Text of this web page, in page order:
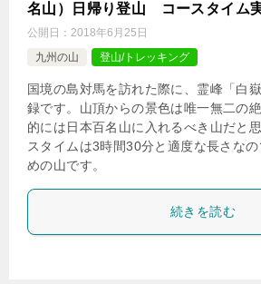
名山）日帰り登山 コースタイム
公開日： 2018年6月25日
九州の山
登山/トレッキング
国境の島対馬を訪れた際に、霊峰「白
録です。山頂からの景色は唯一無二の
的には日本百名山に入れるべき山だと
スタイムは3時間30分と適度な長さな
めの山です。
続きを読む